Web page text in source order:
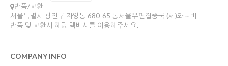
반품/교환
서울특별시 광진구 자양동 680-65 동서울우편집중국 (세)와니비
반품 및 교환시 해당 택배사를 이용해주세요.
COMPANY INFO